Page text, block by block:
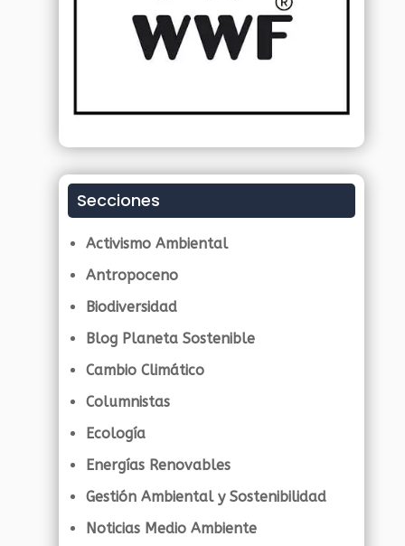
Secciones
Activismo Ambiental
Antropoceno
Biodiversidad
Blog Planeta Sostenible
Cambio Climático
Columnistas
Ecología
Energías Renovables
Gestión Ambiental y Sostenibilidad
Noticias Medio Ambiente